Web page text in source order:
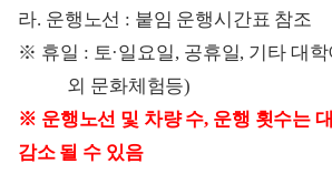
라. 운행노선 : 붙임 운행시간표 참조
※ 휴일 : 토·일요일, 공휴일, 기타 대
외 문화체험등)
※ 운행노선 및 차량 수, 운행 횟수는
감소 될 수 있음